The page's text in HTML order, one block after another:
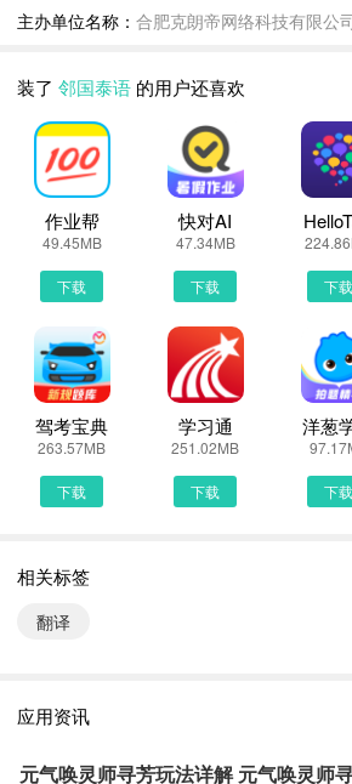
豆荚或者PP助手等手机助手里面一键下载安
网页下载也是可以的，下面就为大家介绍下
第一步：
首先，我们手机里要有一个浏览器，小编比
然可以用手机都是自带网页浏览器的，我这
最新邻国泰语
第二步：
打开UC浏览器或者自带浏览器，我们在地址
泰语下载安装或者最新邻国泰语APP下载。
看到搜索结果罗列出来，里面都是有邻国泰
站，当然推荐大家选择PP助手、豌豆荚这
加安全可靠
第三步：
选择进入其中一个邻国泰语APP下载的网页
第四步：
接着网页提示有下载内容，这时我们不用更
步：
泰语APP图标进入欢迎页就可以开始使用了
主办单位名称： 合肥克朗帝网络科技有限公
装了 邻国泰语 的用户还喜欢
作业帮
49.45MB
下载
快对AI
47.34MB
下载 下载
驾考宝典
263.57MB
下载
学习通
251.02MB
下载
洋葱
下载
相关标签
翻译
应用资讯
元气唤灵师寻芳玩法详解 元气唤灵师